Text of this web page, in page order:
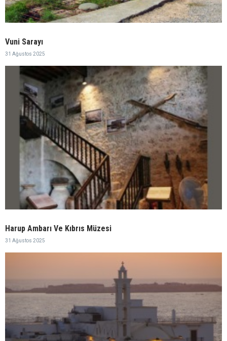
Vuni Sarayı
31 Ağustos 2025
Harup Ambarı Ve Kıbrıs Müzesi
31 Ağustos 2025